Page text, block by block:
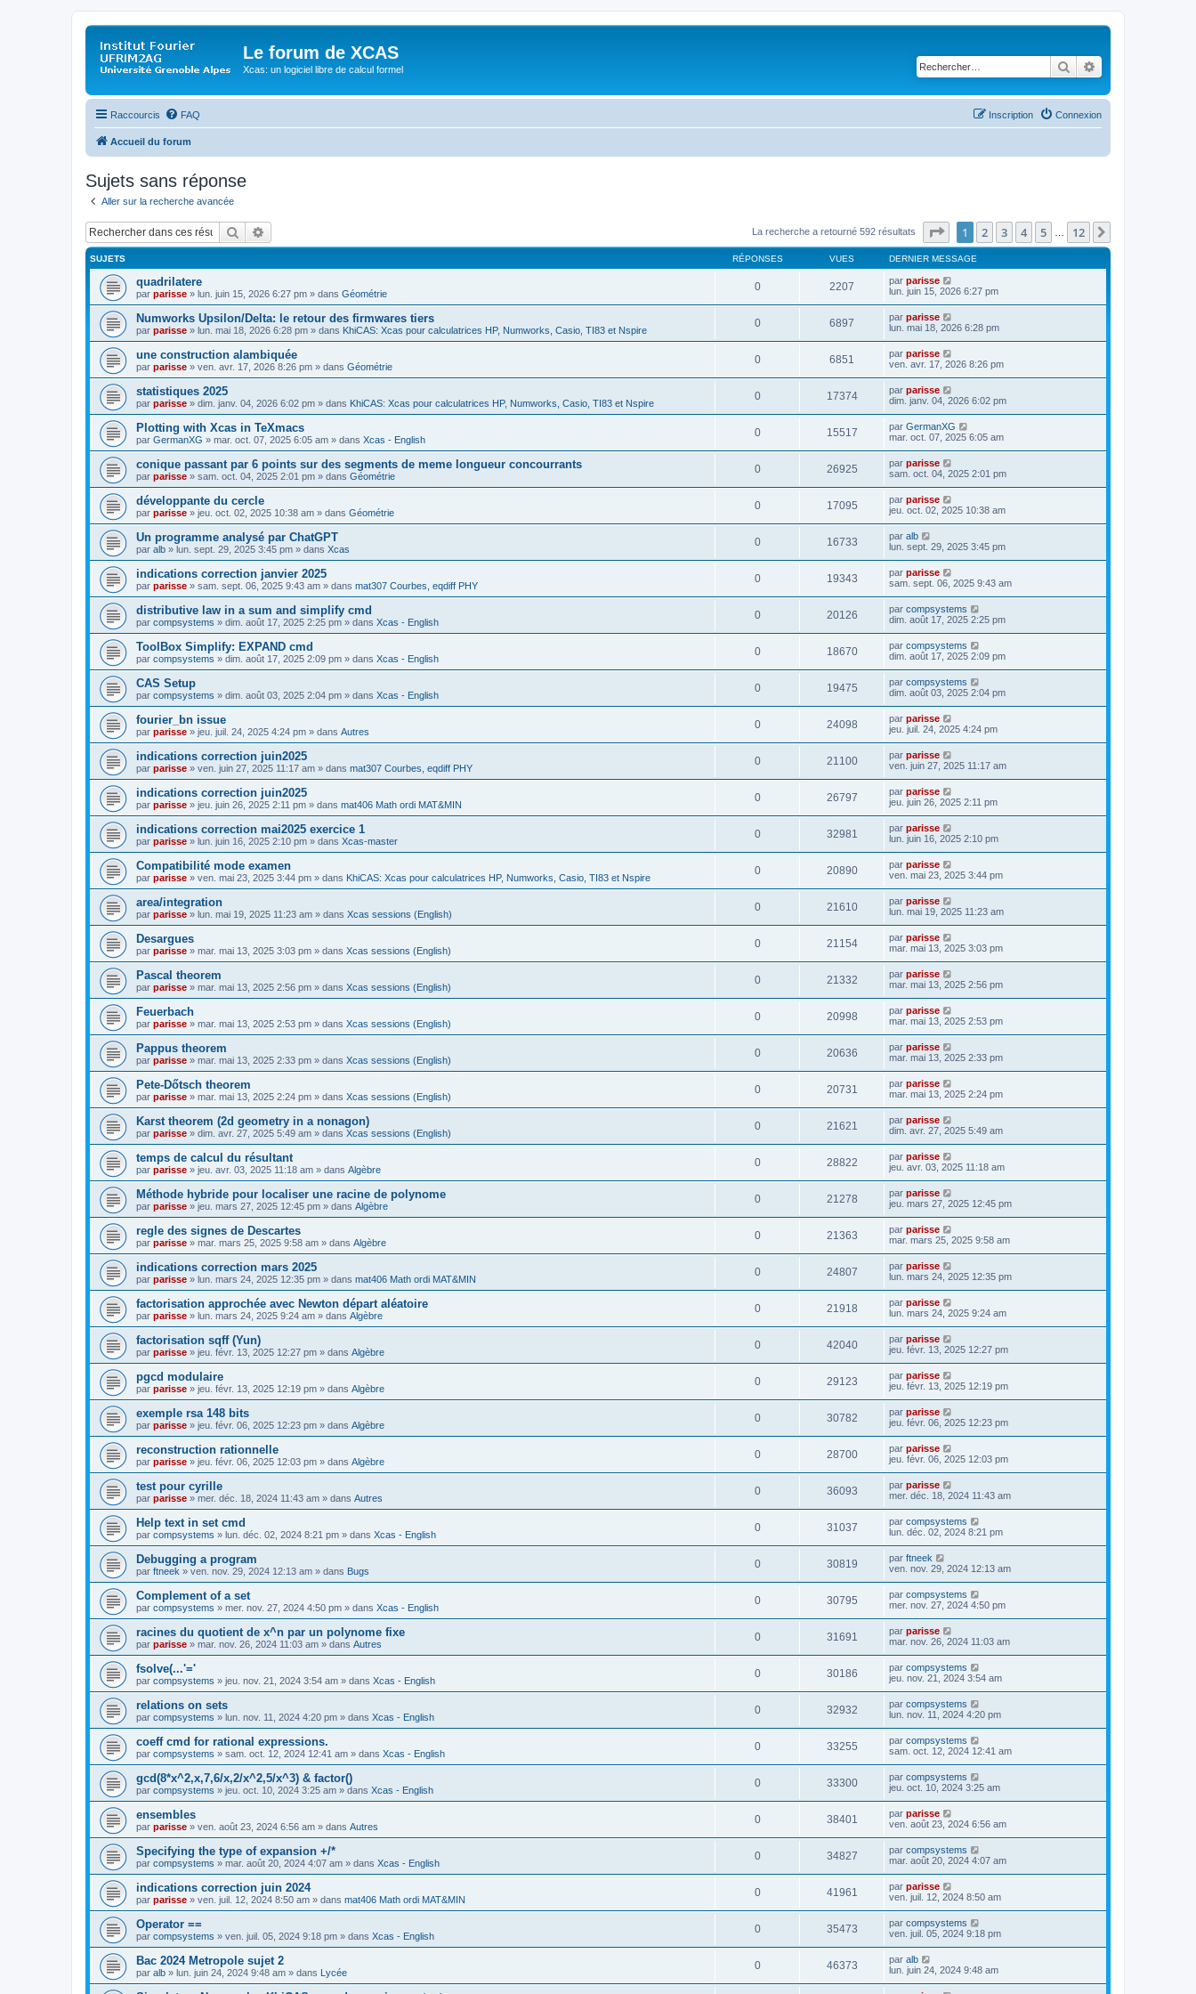
Le forum de XCAS
Xcas: un logiciel libre de calcul formel Rechercher
Raccourcis FAQ Connexion
Inscription
Accueil du forum
Sujets sans réponse
Aller sur la recherche avancée
Rechercher La recherche a retourné 592 résultats Page sur12
1 2 3 4 5 12
SUJETS RÉPONSES VUES DERNIER MESSAGE
quadrilatere
par parisse » lun. juin 15, 2026 6:27 pm » dans Géométrie
0 2207 par parisse
lun. juin 15, 2026 6:27 pm
Numworks Upsilon/Delta: le retour des firmwares tiers
par parisse » lun. mai 18, 2026 6:28 pm » dans KhiCAS: Xcas pour calculatrices HP, Numworks, Casio, TI83 et Nspire
0 6897 par parisse
lun. mai 18, 2026 6:28 pm
une construction alambiquée
par parisse » ven. avr. 17, 2026 8:26 pm » dans Géométrie
0 6851 par parisse
ven. avr. 17, 2026 8:26 pm
statistiques 2025
par parisse » dim. janv. 04, 2026 6:02 pm » dans KhiCAS: Xcas pour calculatrices HP, Numworks, Casio, TI83 et Nspire
0 17374 par parisse
dim. janv. 04, 2026 6:02 pm
Plotting with Xcas in TeXmacs
par GermanXG » mar. oct. 07, 2025 6:05 am » dans Xcas - English
0 15517 par GermanXG
mar. oct. 07, 2025 6:05 am
conique passant par 6 points sur des segments de meme longueur concourrants
par parisse » sam. oct. 04, 2025 2:01 pm » dans Géométrie
0 26925 par parisse
sam. oct. 04, 2025 2:01 pm
développante du cercle
par parisse » jeu. oct. 02, 2025 10:38 am » dans Géométrie
0 17095 par parisse
jeu. oct. 02, 2025 10:38 am
Un programme analysé par ChatGPT
par alb » lun. sept. 29, 2025 3:45 pm » dans Xcas
0 16733 par alb
lun. sept. 29, 2025 3:45 pm
indications correction janvier 2025
par parisse » sam. sept. 06, 2025 9:43 am » dans mat307 Courbes, eqdiff PHY
0 19343 par parisse
sam. sept. 06, 2025 9:43 am
distributive law in a sum and simplify cmd
par compsystems » dim. août 17, 2025 2:25 pm » dans Xcas - English
0 20126 par compsystems
dim. août 17, 2025 2:25 pm
ToolBox Simplify: EXPAND cmd
par compsystems » dim. août 17, 2025 2:09 pm » dans Xcas - English
0 18670 par compsystems
dim. août 17, 2025 2:09 pm
CAS Setup
par compsystems » dim. août 03, 2025 2:04 pm » dans Xcas - English
0 19475 par compsystems
dim. août 03, 2025 2:04 pm
fourier_bn issue
par parisse » jeu. juil. 24, 2025 4:24 pm » dans Autres
0 24098 par parisse
jeu. juil. 24, 2025 4:24 pm
indications correction juin2025
par parisse » ven. juin 27, 2025 11:17 am » dans mat307 Courbes, eqdiff PHY
0 21100 par parisse
ven. juin 27, 2025 11:17 am
indications correction juin2025
par parisse » jeu. juin 26, 2025 2:11 pm » dans mat406 Math ordi MAT&MIN
0 26797 par parisse
jeu. juin 26, 2025 2:11 pm
indications correction mai2025 exercice 1
par parisse » lun. juin 16, 2025 2:10 pm » dans Xcas-master
0 32981 par parisse
lun. juin 16, 2025 2:10 pm
Compatibilité mode examen
par parisse » ven. mai 23, 2025 3:44 pm » dans KhiCAS: Xcas pour calculatrices HP, Numworks, Casio, TI83 et Nspire
0 20890 par parisse
ven. mai 23, 2025 3:44 pm
area/integration
par parisse » lun. mai 19, 2025 11:23 am » dans Xcas sessions (English)
0 21610 par parisse
lun. mai 19, 2025 11:23 am
Desargues
par parisse » mar. mai 13, 2025 3:03 pm » dans Xcas sessions (English)
0 21154 par parisse
mar. mai 13, 2025 3:03 pm
Pascal theorem
par parisse » mar. mai 13, 2025 2:56 pm » dans Xcas sessions (English)
0 21332 par parisse
mar. mai 13, 2025 2:56 pm
Feuerbach
par parisse » mar. mai 13, 2025 2:53 pm » dans Xcas sessions (English)
0 20998 par parisse
mar. mai 13, 2025 2:53 pm
Pappus theorem
par parisse » mar. mai 13, 2025 2:33 pm » dans Xcas sessions (English)
0 20636 par parisse
mar. mai 13, 2025 2:33 pm
Pete-Dőtsch theorem
par parisse » mar. mai 13, 2025 2:24 pm » dans Xcas sessions (English)
0 20731 par parisse
mar. mai 13, 2025 2:24 pm
Karst theorem (2d geometry in a nonagon)
par parisse » dim. avr. 27, 2025 5:49 am » dans Xcas sessions (English)
0 21621 par parisse
dim. avr. 27, 2025 5:49 am
temps de calcul du résultant
par parisse » jeu. avr. 03, 2025 11:18 am » dans Algèbre
0 28822 par parisse
jeu. avr. 03, 2025 11:18 am
Méthode hybride pour localiser une racine de polynome
par parisse » jeu. mars 27, 2025 12:45 pm » dans Algèbre
0 21278 par parisse
jeu. mars 27, 2025 12:45 pm
regle des signes de Descartes
par parisse » mar. mars 25, 2025 9:58 am » dans Algèbre
0 21363 par parisse
mar. mars 25, 2025 9:58 am
indications correction mars 2025
par parisse » lun. mars 24, 2025 12:35 pm » dans mat406 Math ordi MAT&MIN
0 24807 par parisse
lun. mars 24, 2025 12:35 pm
factorisation approchée avec Newton départ aléatoire
par parisse » lun. mars 24, 2025 9:24 am » dans Algèbre
0 21918 par parisse
lun. mars 24, 2025 9:24 am
factorisation sqff (Yun)
par parisse » jeu. févr. 13, 2025 12:27 pm » dans Algèbre
0 42040 par parisse
jeu. févr. 13, 2025 12:27 pm
pgcd modulaire
par parisse » jeu. févr. 13, 2025 12:19 pm » dans Algèbre
0 29123 par parisse
jeu. févr. 13, 2025 12:19 pm
exemple rsa 148 bits
par parisse » jeu. févr. 06, 2025 12:23 pm » dans Algèbre
0 30782 par parisse
jeu. févr. 06, 2025 12:23 pm
reconstruction rationnelle
par parisse » jeu. févr. 06, 2025 12:03 pm » dans Algèbre
0 28700 par parisse
jeu. févr. 06, 2025 12:03 pm
test pour cyrille
par parisse » mer. déc. 18, 2024 11:43 am » dans Autres
0 36093 par parisse
mer. déc. 18, 2024 11:43 am
Help text in set cmd
par compsystems » lun. déc. 02, 2024 8:21 pm » dans Xcas - English
0 31037 par compsystems
lun. déc. 02, 2024 8:21 pm
Debugging a program
par ftneek » ven. nov. 29, 2024 12:13 am » dans Bugs
0 30819 par ftneek
ven. nov. 29, 2024 12:13 am
Complement of a set
par compsystems » mer. nov. 27, 2024 4:50 pm » dans Xcas - English
0 30795 par compsystems
mer. nov. 27, 2024 4:50 pm
racines du quotient de x^n par un polynome fixe
par parisse » mar. nov. 26, 2024 11:03 am » dans Autres
0 31691 par parisse
mar. nov. 26, 2024 11:03 am
fsolve(...'='
par compsystems » jeu. nov. 21, 2024 3:54 am » dans Xcas - English
0 30186 par compsystems
jeu. nov. 21, 2024 3:54 am
relations on sets
par compsystems » lun. nov. 11, 2024 4:20 pm » dans Xcas - English
0 32932 par compsystems
lun. nov. 11, 2024 4:20 pm
coeff cmd for rational expressions.
par compsystems » sam. oct. 12, 2024 12:41 am » dans Xcas - English
0 33255 par compsystems
sam. oct. 12, 2024 12:41 am
gcd(8*x^2,x,7,6/x,2/x^2,5/x^3) & factor()
par compsystems » jeu. oct. 10, 2024 3:25 am » dans Xcas - English
0 33300 par compsystems
jeu. oct. 10, 2024 3:25 am
ensembles
par parisse » ven. août 23, 2024 6:56 am » dans Autres
0 38401 par parisse
ven. août 23, 2024 6:56 am
Specifying the type of expansion +/*
par compsystems » mar. août 20, 2024 4:07 am » dans Xcas - English
0 34827 par compsystems
mar. août 20, 2024 4:07 am
indications correction juin 2024
par parisse » ven. juil. 12, 2024 8:50 am » dans mat406 Math ordi MAT&MIN
0 41961 par parisse
ven. juil. 12, 2024 8:50 am
Operator ==
par compsystems » ven. juil. 05, 2024 9:18 pm » dans Xcas - English
0 35473 par compsystems
ven. juil. 05, 2024 9:18 pm
Bac 2024 Metropole sujet 2
par alb » lun. juin 24, 2024 9:48 am » dans Lycée
0 46373 par alb
lun. juin 24, 2024 9:48 am